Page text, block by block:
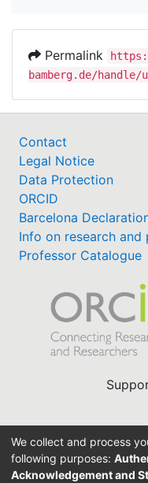
Permalink
bamberg.de/handle/
Contact
Legal Notice
Data Protection
ORCID
Barcelona
Info on research and
Professor Catalogue
We collect and process
following purposes:
Acknowledgement and